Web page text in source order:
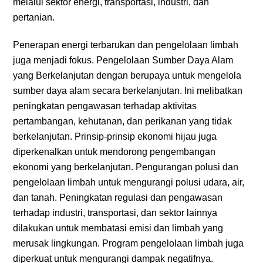
melalui sektor energi, transportasi, industri, dan
pertanian.
Penerapan energi terbarukan dan pengelolaan limbah
juga menjadi fokus. Pengelolaan Sumber Daya Alam
yang Berkelanjutan dengan berupaya untuk mengelola
sumber daya alam secara berkelanjutan. Ini melibatkan
peningkatan pengawasan terhadap aktivitas
pertambangan, kehutanan, dan perikanan yang tidak
berkelanjutan. Prinsip-prinsip ekonomi hijau juga
diperkenalkan untuk mendorong pengembangan
ekonomi yang berkelanjutan. Pengurangan polusi dan
pengelolaan limbah untuk mengurangi polusi udara, air,
dan tanah. Peningkatan regulasi dan pengawasan
terhadap industri, transportasi, dan sektor lainnya
dilakukan untuk membatasi emisi dan limbah yang
merusak lingkungan. Program pengelolaan limbah juga
diperkuat untuk mengurangi dampak negatifnya.